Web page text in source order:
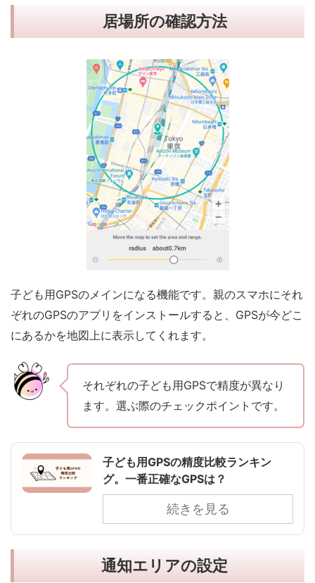
居場所の確認方法
子ども用GPSのメインになる機能です。親のスマホにそれ
ぞれのGPSのアプリをインストールすると、GPSが今どこ
にあるかを地図上に表示してくれます。
それぞれの子ども用GPSで精度が異なり
ます。選ぶ際のチェックポイントです。
子ども用GPSの精度比較ランキン
グ。一番正確なGPSは？
続きを見る
通知エリアの設定